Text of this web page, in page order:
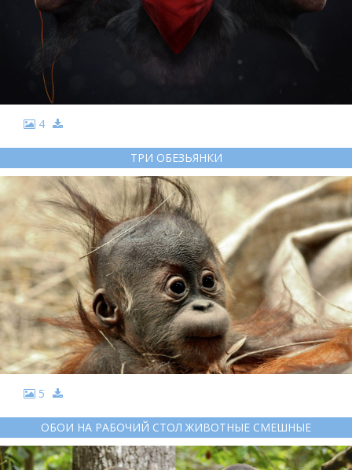
4
ТРИ ОБЕЗЬЯНКИ
5
ОБОИ НА РАБОЧИЙ СТОЛ ЖИВОТНЫЕ СМЕШНЫЕ